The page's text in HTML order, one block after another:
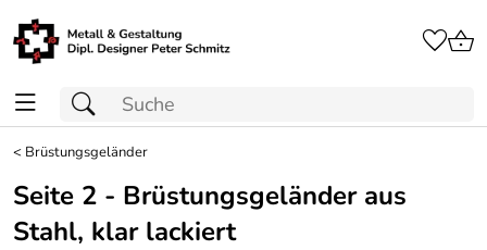
< Brüstungsgeländer
Seite 2 - Brüstungsgeländer aus
Stahl, klar lackiert